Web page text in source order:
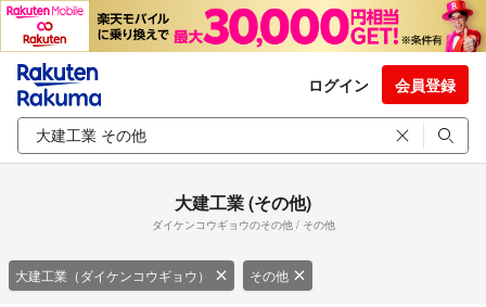
ログイン 会員登録
大建工業 (その他)
ダイケンコウギョウのその他 / その他
大建工業（ダイケンコウギョウ） その他